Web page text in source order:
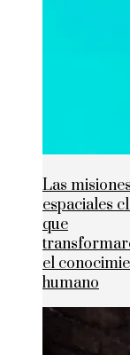
Las misiones
espaciales
que
el
humano